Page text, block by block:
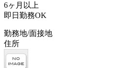
6ヶ月以上
即日勤務OK
勤務地/面接地
住所